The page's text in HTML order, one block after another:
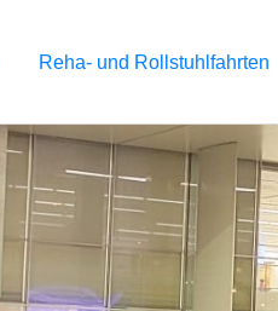
Reha- und Rollstuhlfahrten